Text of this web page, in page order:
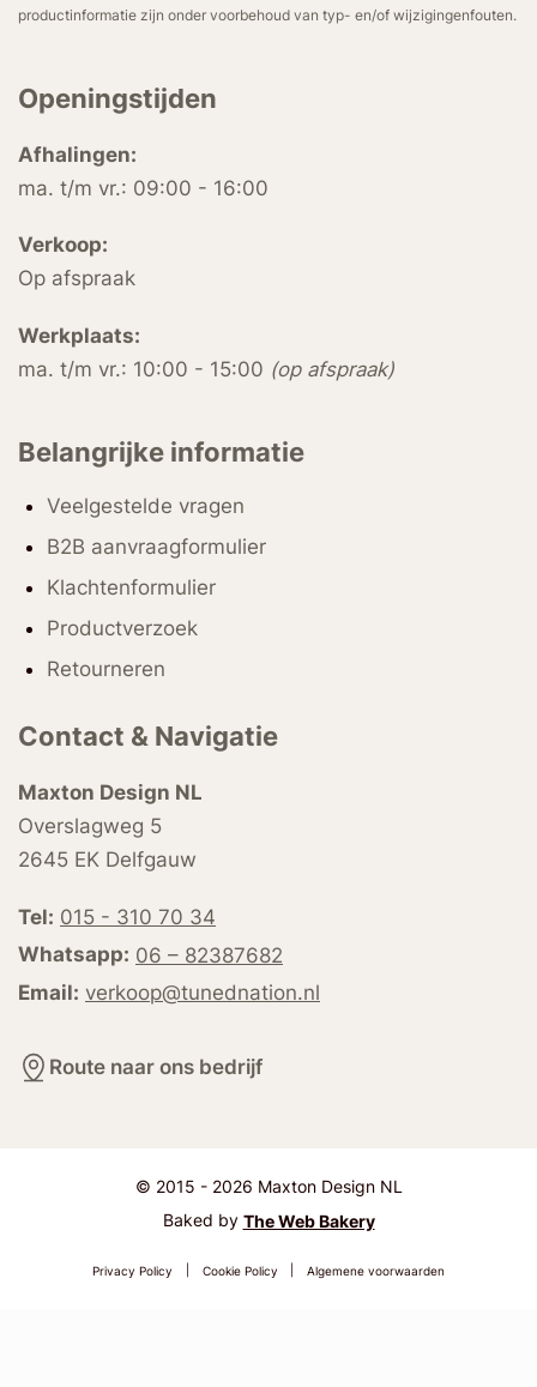
productinformatie zijn onder voorbehoud van typ- en/of wijzigingenfouten.
Openingstijden
Afhalingen:
ma. t/m vr.: 09:00 - 16:00
Verkoop:
Op afspraak
Werkplaats:
ma. t/m vr.: 10:00 - 15:00 (op afspraak)
Belangrijke informatie
Veelgestelde vragen
B2B aanvraagformulier
Klachtenformulier
Productverzoek
Retourneren
Contact & Navigatie
Maxton Design NL
Overslagweg 5
2645 EK Delfgauw
Tel: 015 - 310 70 34
Whatsapp: 06 – 82387682
Email: verkoop@tunednation.nl
Route naar ons bedrijf
© 2015 - 2026 Maxton Design NL
Baked by The Web Bakery
Privacy Policy Cookie Policy Algemene voorwaarden